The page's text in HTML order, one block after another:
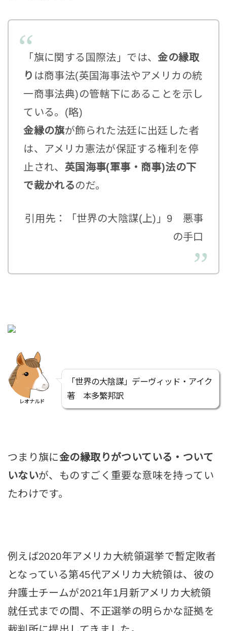
「旗に関する国際法」では、金の縁取
り は商事法(英国海事法やアメリカの統
一商事法典)の管轄下にあることを示し
ている。(略)
金縁の旗が飾られた法廷に出廷した者
は、アメリカ憲法が保証する権利を停
止され、 英国海事(軍事・商事)法の下
で裁かれるのだ。
引用先：「世界の大陰謀(上)」9 悪事
の手口
レオナルド
「世界の大陰謀」デーヴィッド・アイク
著 本多繁邦訳
つまり旗に金の縁取りがついている・ついて
いないが、ものすごく重要な意味を持ってい
たわけです。
例えば2020年アメリカ大統領選挙で暫定敗者
となっている第45代アメリカ大統領は、彼の
弁護士チームが2021年1月新アメリカ大統領
就任式までの間、不正選挙の明らかな証拠を